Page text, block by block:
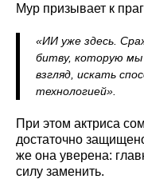
Мур призывает к
«ИИ уже здесь.
битву, которую мы
взгляд, искать
технологией».
При этом актриса
достаточно
же она уверена:
силу заменить.